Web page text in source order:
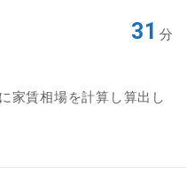
31 分
家賃相場を計算し算出し